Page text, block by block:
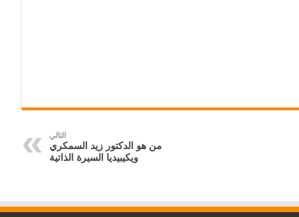
التالي
من هو الدكتور زيد السمكري
ويكيبيديا السيرة الذاتية